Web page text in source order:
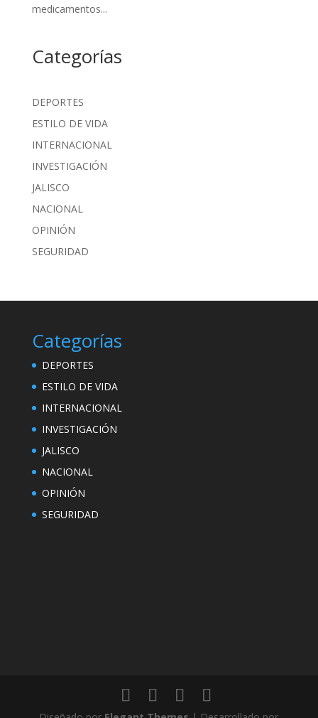
medicamentos...
Categorías
DEPORTES
ESTILO DE VIDA
INTERNACIONAL
INVESTIGACIÓN
JALISCO
NACIONAL
OPINIÓN
SEGURIDAD
Categorías
DEPORTES
ESTILO DE VIDA
INTERNACIONAL
INVESTIGACIÓN
JALISCO
NACIONAL
OPINIÓN
SEGURIDAD